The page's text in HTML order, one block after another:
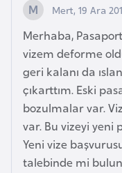
Mert, 19 Ara
Merhaba,
vizem deforme
geri kalanı da
çıkarttım. Eski
bozulmalar var.
var. Bu vizeyi
Yeni vize
talebinde mi
n
G
u
y
a
n
a